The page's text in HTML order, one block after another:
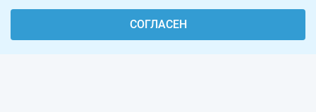
СОГЛАСЕН